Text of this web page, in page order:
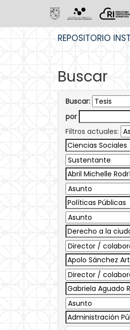
REPOSITORIO
Buscar
Buscar:
por
Filtros actuales: